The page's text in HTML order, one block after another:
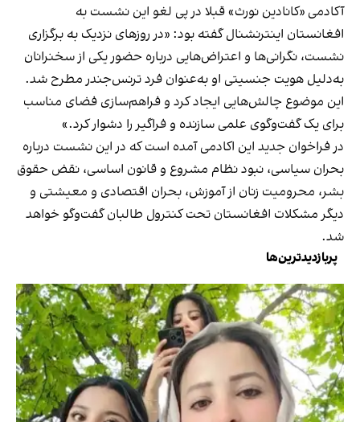
آکادمی «کانادین نورث» قبلا در پی لغو این نشست به
افغانستان اینترنشنال گفته بود: «در روزهای نزدیک به برگزاری
نشست، نگرانی‌ها و اعتراض‌هایی درباره حضور یکی از سخنرانان
به‌دلیل هویت جنسیتی او به‌عنوان فرد ترنس‌جندر مطرح شد.
این موضوع چالش‌هایی ایجاد کرد و فراهم‌سازی فضای مناسب
برای یک گفت‌وگوی علمی سازنده و فراگیر را دشوار کرد.»
در فراخوان جدید این اکادمی آمده است که در این نشست درباره
بحران سیاسی، نبود نظام مشروع و قانون اساسی، نقض حقوق
بشر، محرومیت زنان از آموزش، بحران اقتصادی و معیشتی و
دیگر مشکلات افغانستان تحت کنترول طالبان گفت‌وگو خواهد
شد.
پربازدیدترین‌ها